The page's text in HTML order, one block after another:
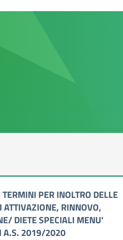
PER INOLTRO DELLE
ATTIVAZIONE, RINNOVO,
DIETE SPECIALI MENU'
A.S. 2019/2020